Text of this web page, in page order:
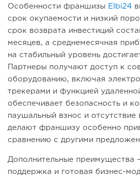
Особенности франшизы Elbi24
срок окупаемости и низкий
срок возврата инвестиций
месяцев, а среднемесячная
на стабильный уровень
Партнеры получают доступ к
оборудованию, включая
трекерами и функцией
обеспечивает безопасность и
паушальный взнос и отсутствие
делают франшизу особенно
сравнению с другими
Дополнительные преимущества
поддержка и готовая бизнес-